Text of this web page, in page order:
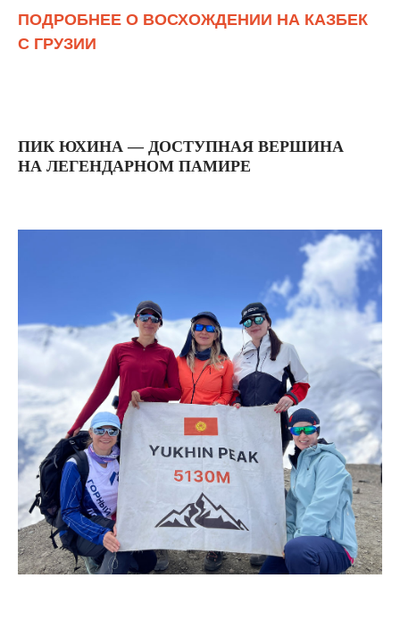
ПОДРОБНЕЕ О ВОСХОЖДЕНИИ НА КАЗБЕК
С ГРУЗИИ
ПИК ЮХИНА — ДОСТУПНАЯ ВЕРШИНА
НА ЛЕГЕНДАРНОМ ПАМИРЕ